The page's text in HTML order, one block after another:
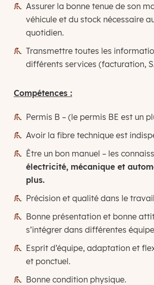
Assurer la bonne tenue de son
véhicule et du stock nécessaire
quotidien.
Transmettre toutes les
différents services (facturation,
Compétences :
Permis B – (le permis BE est un
Avoir la fibre technique est
Être un bon manuel – les
électricité, mécanique et
plus.
Précision et qualité dans le
Bonne présentation et bonne
s’intégrer dans différentes
Esprit d’équipe, adaptation et
et ponctuel.
Bonne condition physique.